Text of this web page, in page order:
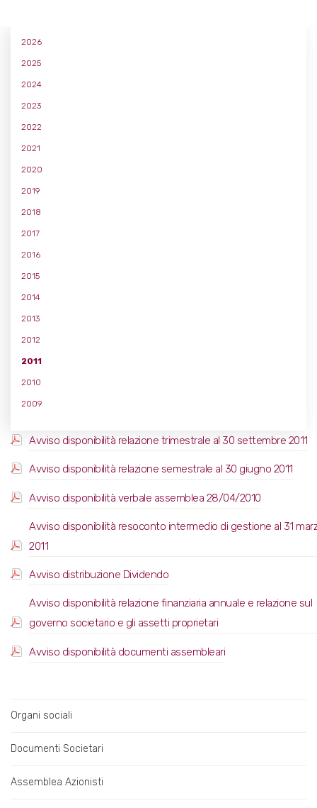
2026
2025
2024
2023
2022
2021
2020
2019
2018
2017
2016
2015
2014
2013
2012
2011
2010
2009
Avviso disponibilità relazione trimestrale al 30 settembre 2011
Avviso disponibilità relazione semestrale al 30 giugno 2011
Avviso disponibilità verbale assemblea 28/04/2010
Avviso disponibilità resoconto intermedio di gestione al 31
2011
Avviso distribuzione Dividendo
Avviso disponibilità relazione finanziaria annuale e relazione sul
governo societario e gli assetti proprietari
Avviso disponibilità documenti assembleari
Organi sociali
Documenti Societari
Assemblea Azionisti